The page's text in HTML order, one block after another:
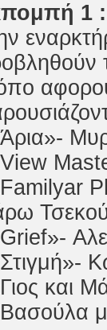
1 :
και